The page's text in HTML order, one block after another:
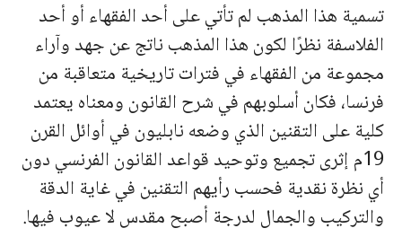
تسمية هذا المذهب لم تأتي على أحد الفقهاء أو أحد
الفلاسفة نظرًا لكون هذا المذهب ناتج عن جهد وآراء
مجموعة من الفقهاء في فترات تاريخية متعاقبة من
فرنسا، فكان أسلوبهم في شرح القانون ومعناه يعتمد
كلية على التقنين الذي وضعه نابليون في أوائل القرن
19م إثرى تجميع وتوحيد قواعد القانون الفرنسي دون
أي نظرة نقدية فحسب رأيهم التقنين في غاية الدقة
والتركيب والجمال لدرجة أصبح مقدس لا عيوب فيها.